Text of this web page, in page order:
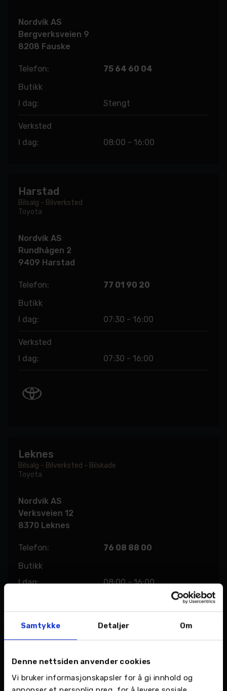
Samtykke Detaljer Om
Denne nettsiden anvender cookies
Vi bruker informasjonskapsler for å gi innhold og
Nordvik AS
Bergverksveien 9
8208 Fauske
Telefon:
75 64 60 04
Butikk
I dag:
Stengt
Verksted
I dag:
08:00 - 16:00
Harstad
Bilsalg - Bilverksted
Toyota
Nordvik AS
Rundhågen 2
9409 Harstad
Telefon:
77 01 90 20
Butikk
I dag:
07:30 - 16:00
Verksted
I dag:
07:30 - 16:00
Leknes
Bilsalg - Bilverksted - Bilskade
Toyota
Nordvik AS
Verksveien 12
8370 Leknes
Telefon:
76 08 88 00
Butikk
I dag:
08:00 - 16:00
I dag:
08:00 - 16:00